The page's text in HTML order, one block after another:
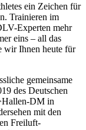
ein Zeichen für
Trainieren im
Experten mehr
eins – all das
wir Ihnen heute für
gemeinsame
des Deutschen
DM in
mit den
Freiluft-